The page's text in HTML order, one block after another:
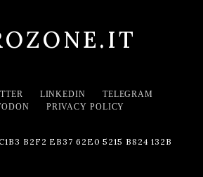
LINKEDIN
TELEGRAM
PRIVACY POLICY
B2F2 EB37 62E0 5215 B824 132B